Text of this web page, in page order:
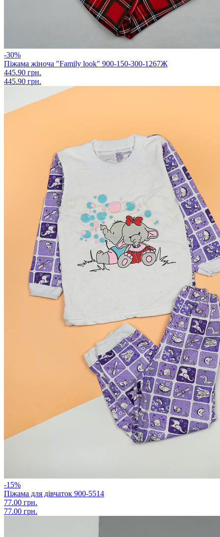
-30%
Піжама жіноча "Family look" 900-150-300-1267Ж
445.90 грн.
445.90 грн.
-15%
Піжама для дівчаток 900-5514
77.00 грн.
77.00 грн.